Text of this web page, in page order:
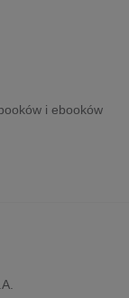
i ebooków